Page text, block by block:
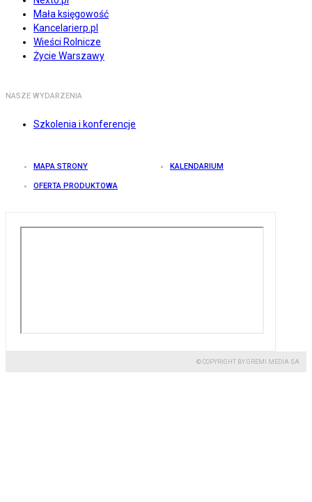
Mała księgowość
Kancelarierp.pl
Wieści Rolnicze
Życie Warszawy
NASZE WYDARZENIA
Szkolenia i konferencje
MAPA STRONY KALENDARIUM
OFERTA PRODUKTOWA
© COPYRIGHT BY GREMI MEDIA SA